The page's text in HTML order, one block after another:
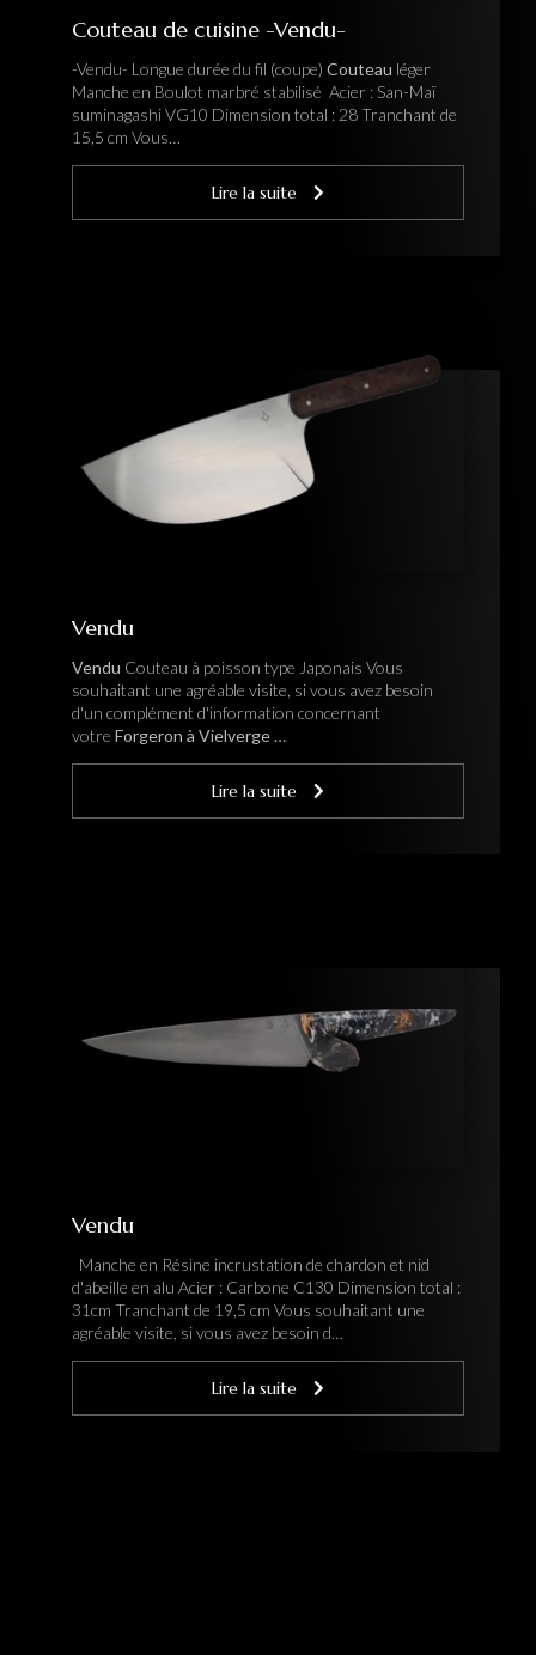
Couteau de cuisine -Vendu-
-Vendu- Longue durée du fil (coupe) Couteau léger
Manche en Boulot marbré stabilisé Acier : San-Maï
suminagashi VG10 Dimension total : 28 Tranchant de
15,5 cm Vous…
Lire la suite
Vendu
Vendu Couteau à poisson type Japonais Vous
souhaitant une agréable visite, si vous avez besoin
d'un complément d'information concernant
votre Forgeron à Vielverge …
Lire la suite
Vendu
Manche en Résine incrustation de chardon et nid
d'abeille en alu Acier : Carbone C130 Dimension total :
31cm Tranchant de 19,5 cm Vous souhaitant une
agréable visite, si vous avez besoin d…
Lire la suite